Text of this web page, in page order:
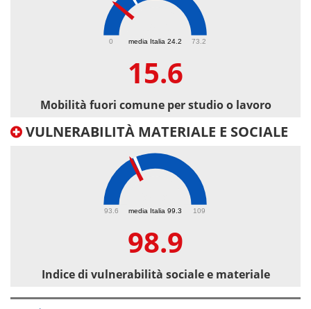
media Italia 24.2
0 73.2
15.6
Mobilità fuori comune per studio o lavoro
VULNERABILITÀ MATERIALE E SOCIALE
media Italia 99.3
93.6 109
98.9
Indice di vulnerabilità sociale e materiale